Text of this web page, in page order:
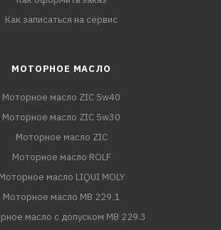
Как записаться на сервис
МОТОРНОЕ МАСЛО
Моторное масло ZIC 5w40
Моторное масло ZIC 5w30
Моторное масло ZIC
Моторное масло ROLF
Моторное масло LIQUI MOLY
Моторное масло MB 229.1
масло с допуском MB 229.3